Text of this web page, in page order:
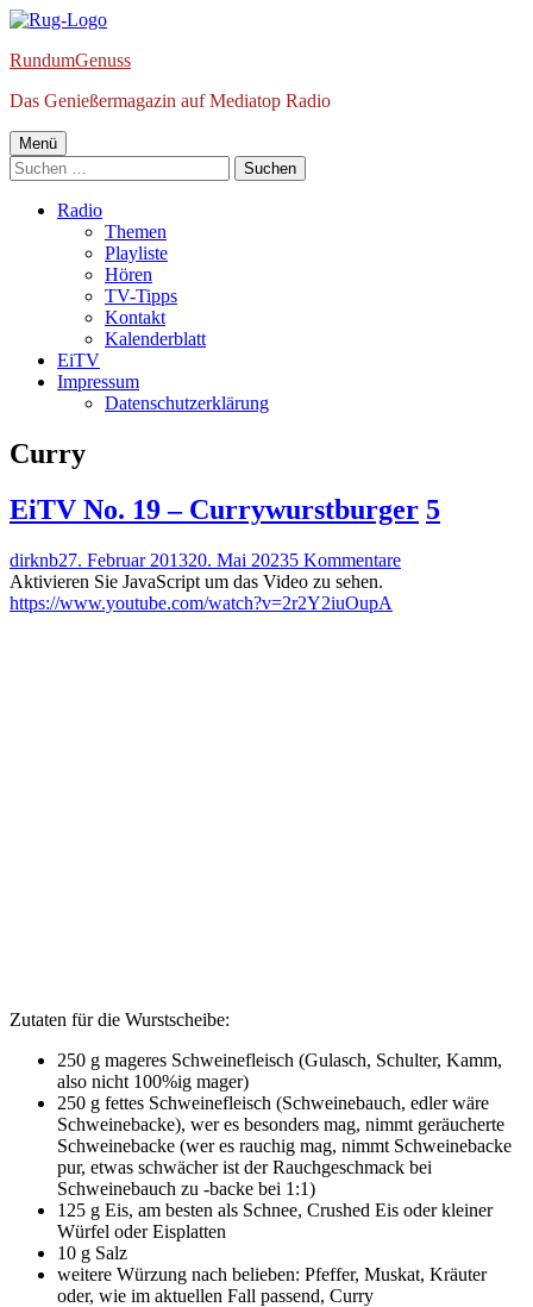
Springe
Inhalt
RundumGenuss
Das Genießermagazin auf Mediatop Radio
Primäres
Menü
Menü
Suchen
nach:
Radio
Themen
Playliste
Hören
TV-Tipps
Kontakt
Kalenderblatt
EiTV
Impressum
Datenschutzerklärung
Schlagwort:
Curry
EiTV No. 19 – Currywurstburger 5
Autor
dirknbVeröffentlicht
am
27. Februar 201320. Mai 20235 Kommentarezu
Aktivieren Sie JavaScript um das Video zu sehen.
https://www.youtube.com/watch?v=2r2Y2iuOupA
Zutaten für die Wurstscheibe:
250 g mageres Schweinefleisch (Gulasch, Schulter, Kamm,
also nicht 100%ig mager)
250 g fettes Schweinefleisch (Schweinebauch, edler wäre
Schweinebacke), wer es besonders mag, nimmt geräucherte
Schweinebacke (wer es rauchig mag, nimmt Schweinebacke
pur, etwas schwächer ist der Rauchgeschmack bei
Schweinebauch zu -backe bei 1:1)
125 g Eis, am besten als Schnee, Crushed Eis oder kleiner
Würfel oder Eisplatten
10 g Salz
weitere Würzung nach belieben: Pfeffer, Muskat, Kräuter
oder, wie im aktuellen Fall passend, Curry